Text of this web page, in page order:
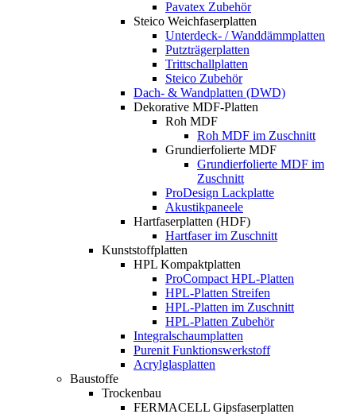
Pavatex Zubehör
Steico Weichfaserplatten
Unterdeck- / Wanddämmplatten
Putzträgerplatten
Trittschallplatten
Steico Zubehör
Dach- & Wandplatten (DWD)
Dekorative MDF-Platten
Roh MDF
Roh MDF im Zuschnitt
Grundierfolierte MDF
Grundierfolierte MDF im
Zuschnitt
ProDesign Lackplatte
Akustikpaneele
Hartfaserplatten (HDF)
Hartfaser im Zuschnitt
Kunststoffplatten
HPL Kompaktplatten
ProCompact HPL-Platten
HPL-Platten Streifen
HPL-Platten im Zuschnitt
HPL-Platten Zubehör
Integralschaumplatten
Purenit Funktionswerkstoff
Acrylglasplatten
Baustoffe
Trockenbau
FERMACELL Gipsfaserplatten